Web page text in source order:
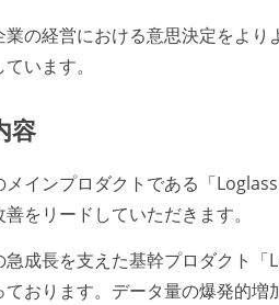
業の経営における意思決定をよ
います。
容
メインプロダクトである「
をリードしていただきます。
急成長を支えた基幹プロダクト
ております。データ量の爆発的